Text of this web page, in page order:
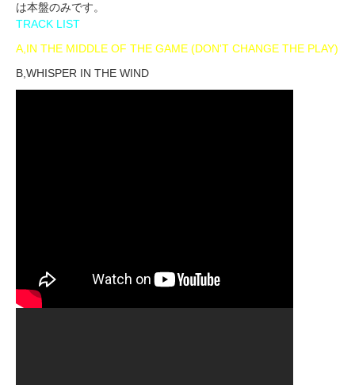
は本盤のみです。
TRACK LIST
A,IN THE MIDDLE OF THE GAME (DON'T CHANGE THE PLAY)
B,WHISPER IN THE WIND